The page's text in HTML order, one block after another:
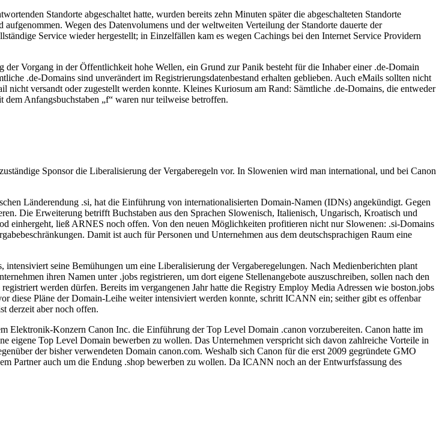
Standorte abgeschaltet hatte, wurden bereits zehn Minuten später die abgeschalteten Standorte
Wegen des Datenvolumens und der weltweiten Verteilung der Standorte dauerte der
Service wieder hergestellt; in Einzelfällen kam es wegen Cachings bei den Internet Service Providern
Vorgang in der Öffentlichkeit hohe Wellen, ein Grund zur Panik besteht für die Inhaber einer .de-Domain
.de-Domains sind unverändert im Registrierungsdatenbestand erhalten geblieben. Auch eMails sollten nicht
versandt oder zugestellt werden konnte. Kleines Kuriosum am Rand: Sämtliche .de-Domains, die entweder
Anfangsbuchstaben „f“ waren nur teilweise betroffen.
Sponsor die Liberalisierung der Vergaberegeln vor. In Slowenien wird man international, und bei Canon
Länderendung .si, hat die Einführung von internationalisierten Domain-Namen (IDNs) angekündigt. Gegen
Die Erweiterung betrifft Buchstaben aus den Sprachen Slowenisch, Italienisch, Ungarisch, Kroatisch und
einhergeht, ließ ARNES noch offen. Von den neuen Möglichkeiten profitieren nicht nur Slowenen: .si-Domains
Damit ist auch für Personen und Unternehmen aus dem deutschsprachigen Raum eine
seine Bemühungen um eine Liberalisierung der Vergaberegelungen. Nach Medienberichten plant
ihren Namen unter .jobs registrieren, um dort eigene Stellenangebote auszuschreiben, sollen nach den
werden dürfen. Bereits im vergangenen Jahr hatte die Registry Employ Media Adressen wie boston.jobs
diese Pläne der Domain-Leihe weiter intensiviert werden konnte, schritt ICANN ein; seither gibt es offenbar
derzeit aber noch offen.
Elektronik-Konzern Canon Inc. die Einführung der Top Level Domain .canon vorzubereiten. Canon hatte im
Top Level Domain bewerben zu wollen. Das Unternehmen verspricht sich davon zahlreiche Vorteile in
der bisher verwendeten Domain canon.com. Weshalb sich Canon für die erst 2009 gegründete GMO
Partner auch um die Endung .shop bewerben zu wollen. Da ICANN noch an der Entwurfsfassung des